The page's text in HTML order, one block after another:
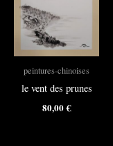
peintures-chinoises
le vent des prunes
80,00€